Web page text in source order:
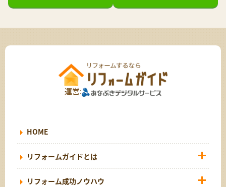
運営:
HOME
リフォームガイドとは
リフォーム成功ノウハウ